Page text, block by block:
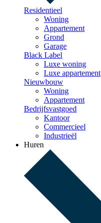
Residentieel
Woning
Appartement
Grond
Garage
Black Label
Luxe woning
Luxe appartement
Nieuwbouw
Woning
Appartement
Bedrijfsvastgoed
Kantoor
Commercieel
Industrieël
Huren